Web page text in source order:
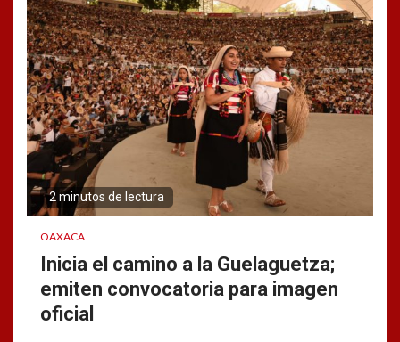
2 minutos de lectura
OAXACA
Inicia el camino a la Guelaguetza;
emiten convocatoria para imagen
oficial